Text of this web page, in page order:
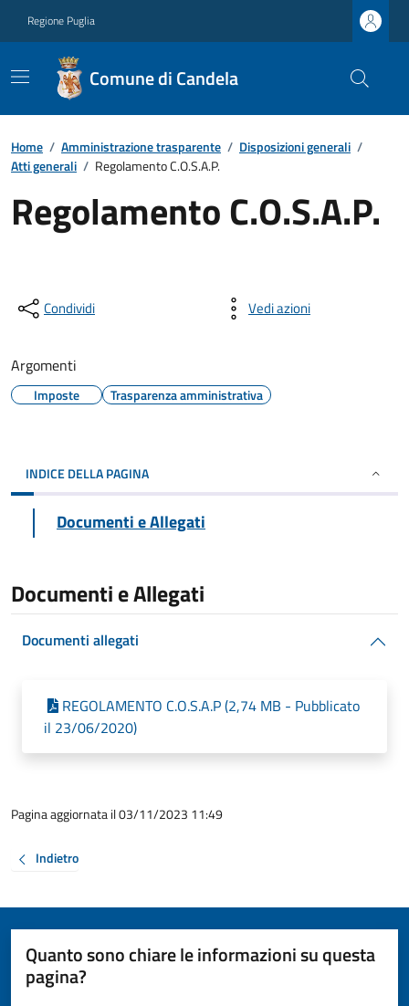
Regione Puglia
Comune di Candela
Home / Amministrazione trasparente / Disposizioni generali /
Atti generali / Regolamento C.O.S.A.P.
Regolamento C.O.S.A.P.
Condividi Vedi azioni
Argomenti
Imposte Trasparenza amministrativa
INDICE DELLA PAGINA
Documenti e Allegati
Documenti e Allegati
Documenti allegati
REGOLAMENTO C.O.S.A.P (2,74 MB - Pubblicato
il 23/06/2020)
Pagina aggiornata il 03/11/2023 11:49
Indietro
Quanto sono chiare le informazioni su questa
pagina?